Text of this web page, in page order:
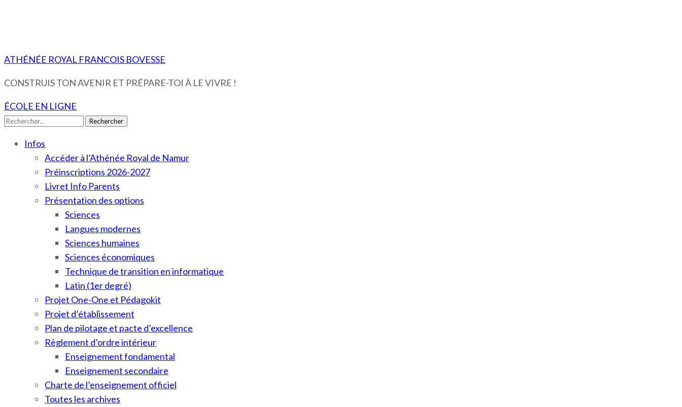
ATHÉNÉE ROYAL FRANCOIS BOVESSE
CONSTRUIS TON AVENIR ET PRÉPARE-TOI À LE VIVRE !
ÉCOLE EN LIGNE
Rechercher :
Infos
Accéder à l’Athénée Royal de Namur
Préinscriptions 2026-2027
Livret Info Parents
Présentation des options
Sciences
Langues modernes
Sciences humaines
Sciences économiques
Technique de transition en informatique
Latin (1er degré)
Projet One-One et Pédagokit
Projet d’établissement
Plan de pilotage et pacte d’excellence
Règlement d’ordre intérieur
Enseignement fondamental
Enseignement secondaire
Charte de l’enseignement officiel
Toutes les archives